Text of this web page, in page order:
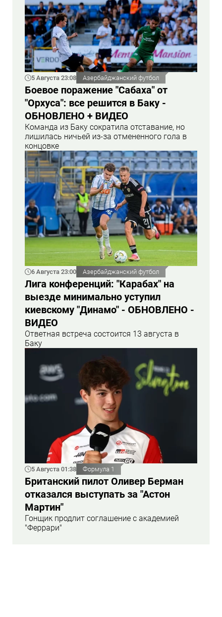
5 Августа 23:08 Азербайджанский футбол
Боевое поражение "Сабаха" от
"Орхуса": все решится в Баку -
ОБНОВЛЕНО + ВИДЕО
Команда из Баку сократила отставание, но
лишилась ничьей из-за отмененного гола в
концовке
6 Августа 23:00 Азербайджанский футбол
Лига конференций: "Карабах" на
выезде минимально уступил
киевскому "Динамо" - ОБНОВЛЕНО -
ВИДЕО
Ответная встреча состоится 13 августа в
Баку
5 Августа 01:38 Формула 1
Британский пилот Оливер Берман
отказался выступать за "Астон
Мартин"
Гонщик продлит соглашение с академией
"Феррари"